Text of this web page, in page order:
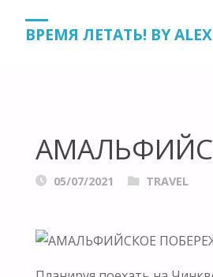
ВРЕМЯ ЛЕТАТЬ! BY ALEX
05/07/2021 TRAVEL